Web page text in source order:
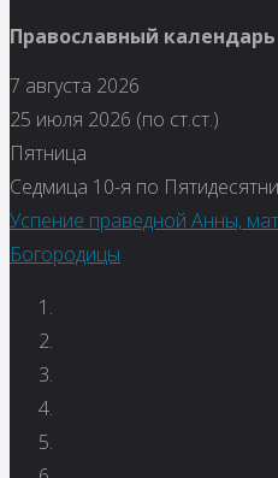
Православный календарь
7 августа 2026
25 июля 2026 (по ст.ст.)
Пятница
Седмица 10-я по
Успение праведной Анны,
Богородицы